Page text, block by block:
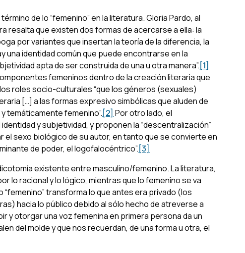
de lo “femenino” en la literatura. Gloria Pardo, al
resalta que existen dos formas de acercarse a ella: la
por variantes que insertan la teoría de la diferencia, la
una identidad común que puede encontrarse en la
apta de ser construida de una u otra manera”.[1]
femeninos dentro de la creación literaria que
roles socio-culturales “que los géneros (sexuales)
[…] a las formas expresivo simbólicas que aluden de
temáticamente femenino”.[2] Por otro lado, el
y subjetividad, y proponen la “descentralización”
el sexo biológico de su autor, en tanto que se convierte en
de poder, el logofalocéntrico”.[3]
existente entre masculino/femenino. La literatura,
lo racional y lo lógico, mientras que lo femenino se va
“femenino” transforma lo que antes era privado (los
hacia lo público debido al sólo hecho de atreverse a
y otorgar una voz femenina en primera persona da un
del molde y que nos recuerdan, de una forma u otra, el